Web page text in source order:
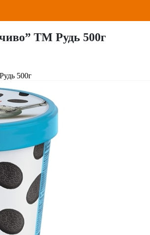
ТМ Рудь 500г
500г